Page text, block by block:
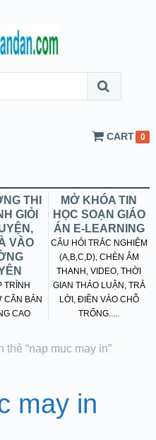
CART 0
THI
GIỎI
VÀO
TRÌNH
CĂN BẢN
CAO
MỞ KHÓA TIN
HỌC SOẠN GIÁO
ÁN E-LEARNING
CÂU HỎI TRẮC NGHIỆM
(A,B,C,D), CHÈN ÂM
THANH, VIDEO, THỜI
GIAN THẢO LUẬN, TRẢ
LỜI, ĐIỀN VÀO CHỖ
TRỐNG.....
“nap muc may in”
may in